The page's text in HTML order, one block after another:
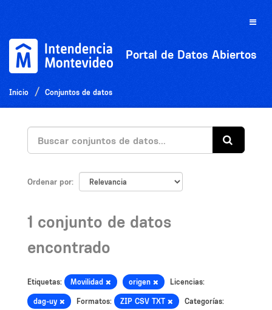
Toggle
Portal de Datos Abiertos
Inicio Conjuntos de datos
Ordenar por
1 conjunto de datos
encontrado
Etiquetas: Movilidad origen Licencias:
dag-uy Formatos: ZIP CSV TXT Categorías: